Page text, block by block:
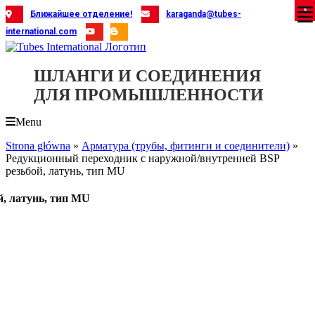
Skip
to
content
Ближайшее отделение!
karaganda@tubes-
international.com
ШЛАНГИ И СОЕДИНЕНИЯ
ДЛЯ ПРОМЫШЛЕННОСТИ
Menu
Strona główna » Арматура (трубы, фитинги и соединители) »
Редукционный переходник с наружной/внутренней BSP
резьбой, латунь, тип MU
латунь, тип MU
X
X
X
X
X
X
X
X
X
X
X
X
X
X
X
X
X
X
X